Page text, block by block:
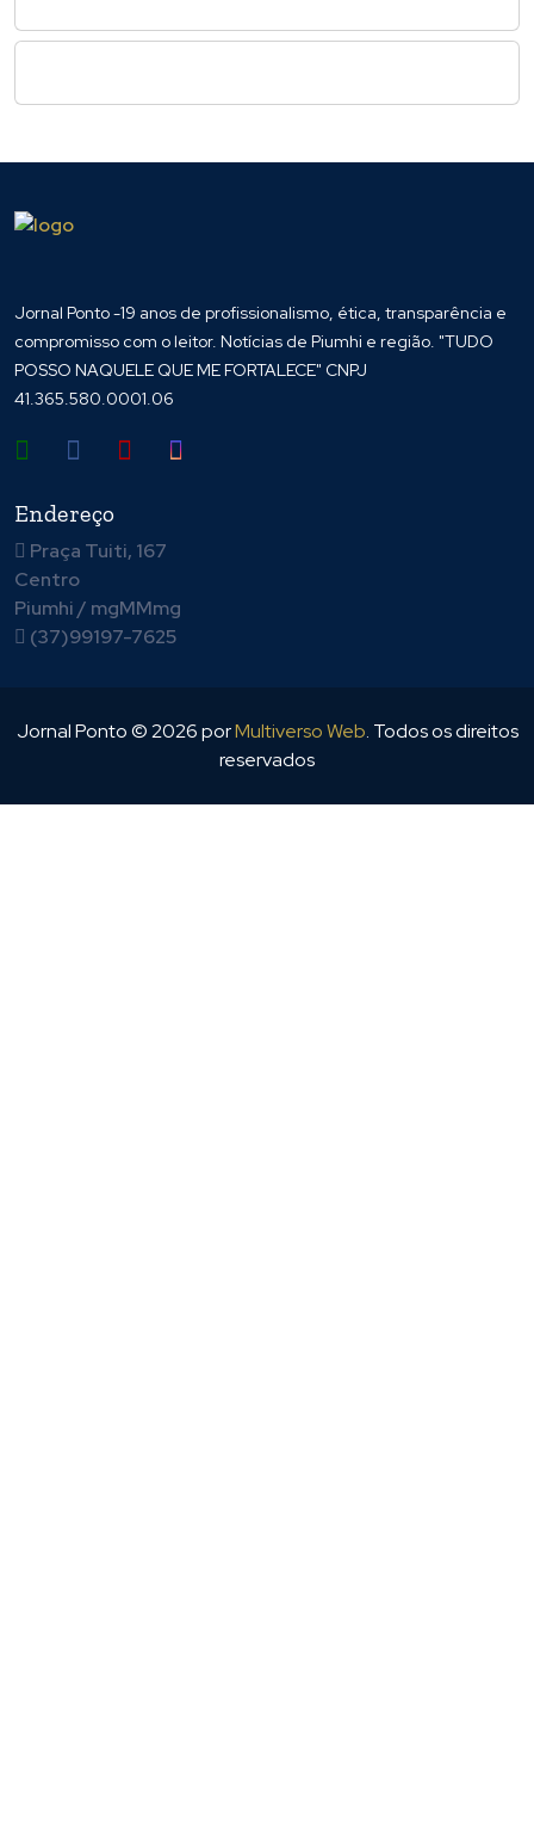
Jornal Ponto -19 anos de profissionalismo, ética, transparência e
compromisso com o leitor. Notícias de Piumhi e região. "TUDO
POSSO NAQUELE QUE ME FORTALECE" CNPJ
41.365.580.0001.06
Endereço
Praça Tuiti, 167
Centro
Piumhi / mgMMmg
(37)99197-7625
Jornal Ponto ©2026porMultiverso Web. Todos os direitos
reservados